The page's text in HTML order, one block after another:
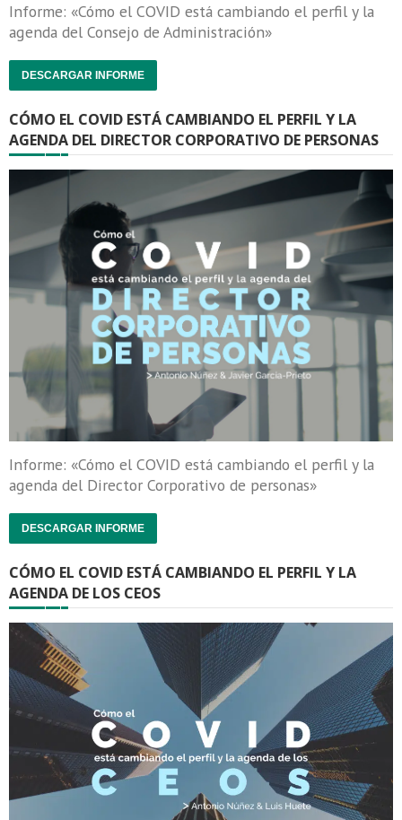
Informe: «Cómo el COVID está cambiando el perfil y la
agenda del Consejo de Administración»
DESCARGAR INFORME
CÓMO EL COVID ESTÁ CAMBIANDO EL PERFIL Y LA
AGENDA DEL DIRECTOR CORPORATIVO DE PERSONAS
Informe: «Cómo el COVID está cambiando el perfil y la
agenda del Director Corporativo de personas»
DESCARGAR INFORME
CÓMO EL COVID ESTÁ CAMBIANDO EL PERFIL Y LA
AGENDA DE LOS CEOS